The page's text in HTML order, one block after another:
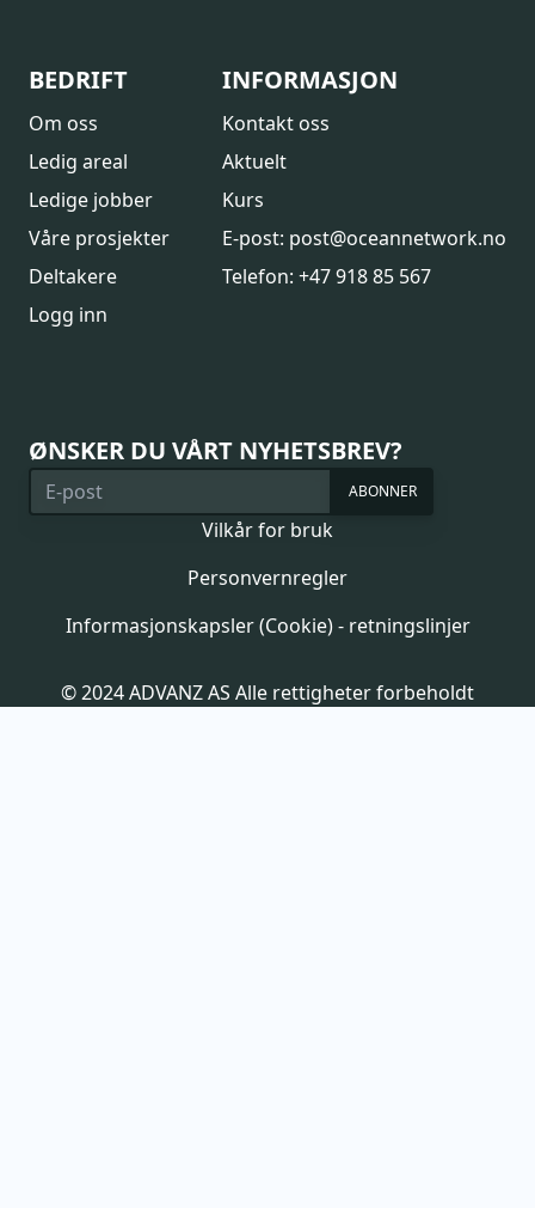
BEDRIFT
Om oss
Ledig areal
Ledige jobber
Våre prosjekter
Deltakere
Logg inn
INFORMASJON
Kontakt oss
Aktuelt
Kurs
E-post: post@oceannetwork.no
Telefon: +47 918 85 567
ØNSKER DU VÅRT NYHETSBREV?
ABONNER
Vilkår for bruk
Personvernregler
Informasjonskapsler (Cookie) - retningslinjer
© 2024 ADVANZ AS Alle rettigheter forbeholdt